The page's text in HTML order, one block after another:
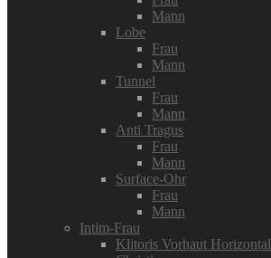
Mann
Lobe
Frau
Mann
Tunnel
Frau
Mann
Anti Tragus
Frau
Mann
Surface-Ohr
Frau
Mann
Intim-Frau
Klitoris Vorhaut Horizontal